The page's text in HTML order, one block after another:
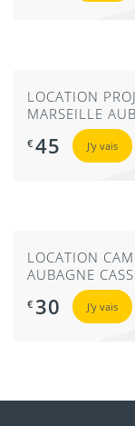
LOCATION
MARSEILLE
€ 45 J'y vais
LOCATION
AUBAGNE
€ 30 J'y vais